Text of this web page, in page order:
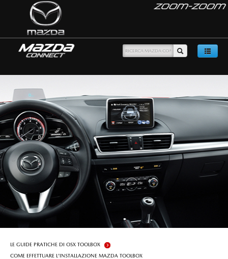
LE GUIDE PRATICHE DI OSX TOOLBOX
COME EFFETTUARE L'INSTALLAZIONE MAZDA TOOLBOX